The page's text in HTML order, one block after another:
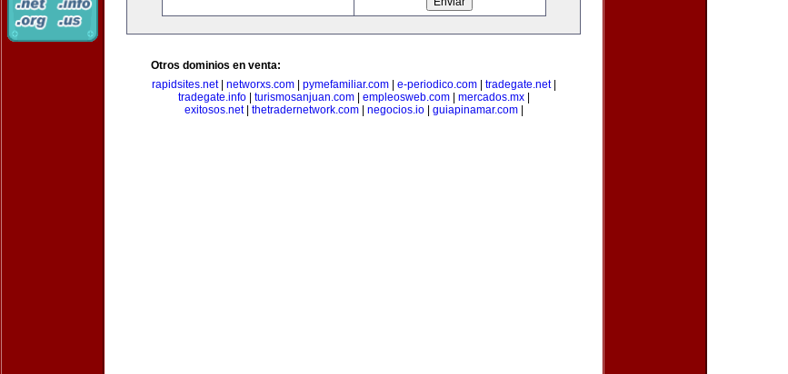
Otros dominios en venta:
rapidsites.net| networxs.com| pymefamiliar.com| e-periodico.com| tradegate.net|
tradegate.info| turismosanjuan.com| empleosweb.com| mercados.mx|
exitosos.net| thetradernetwork.com| negocios.io| guiapinamar.com|